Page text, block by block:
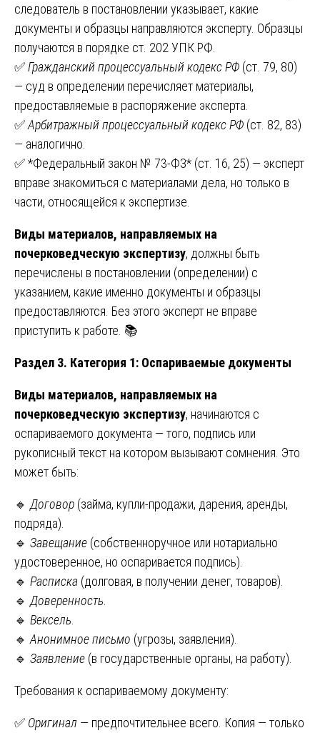
следователь в постановлении указывает, какие
документы и образцы направляются эксперту. Образцы
получаются в порядке ст. 202 УПК РФ.
✅Гражданский процессуальный кодекс РФ (ст. 79, 80)
— суд в определении перечисляет материалы,
предоставляемые в распоряжение эксперта.
✅Арбитражный процессуальный кодекс РФ (ст. 82, 83)
— аналогично.
✅ *Федеральный закон № 73-ФЗ* (ст. 16, 25) — эксперт
вправе знакомиться с материалами дела, но только в
части, относящейся к экспертизе.
Виды материалов, направляемых на
почерковедческую экспертизу, должны быть
перечислены в постановлении (определении) с
указанием, какие именно документы и образцы
предоставляются. Без этого эксперт не вправе
приступить к работе. 📚
Раздел 3. Категория 1: Оспариваемые документы
Виды материалов, направляемых на
почерковедческую экспертизу, начинаются с
оспариваемого документа — того, подпись или
рукописный текст на котором вызывают сомнения. Это
может быть:
🔹 Договор (займа, купли-продажи, дарения, аренды,
подряда).
🔹 Завещание (собственноручное или нотариально
удостоверенное, но оспаривается подпись).
🔹 Расписка (долговая, в получении денег, товаров).
🔹 Доверенность
🔹 Вексель
🔹 Анонимное письмо (угрозы, заявления).
🔹 Заявление (в государственные органы, на работу).
Требования к оспариваемому документу:
✅ Оригинал — предпочтительнее всего. Копия — только